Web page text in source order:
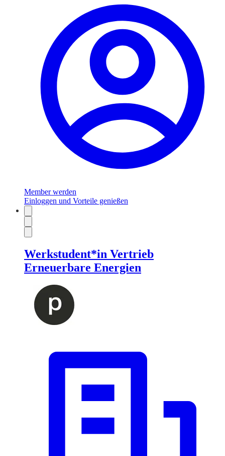
Member werden
Einloggen und Vorteile genießen
Werkstudent*in Vertrieb
Erneuerbare Energien